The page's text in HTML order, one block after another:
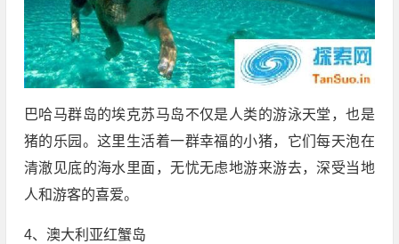
巴哈马群岛的埃克苏马岛不仅是人类的游泳天堂，也是
猪的乐园。这里生活着一群幸福的小猪，它们每天泡在
清澈见底的海水里面，无忧无虑地游来游去，深受当地
人和游客的喜爱。
4、澳大利亚红蟹岛